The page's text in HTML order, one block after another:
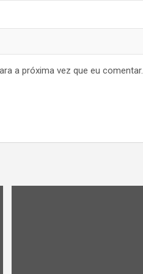
a próxima vez que eu comentar.